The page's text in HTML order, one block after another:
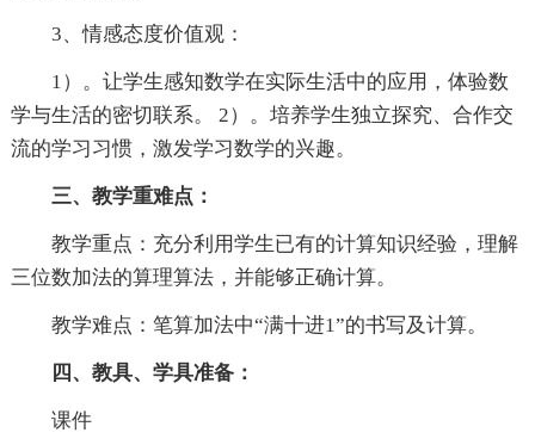
3、情感态度价值观：
1）。让学生感知数学在实际生活中的应用，体验数
学与生活的密切联系。 2）。培养学生独立探究、合作交
流的学习习惯，激发学习数学的兴趣。
三、教学重难点：
教学重点：充分利用学生已有的计算知识经验，理解
三位数加法的算理算法，并能够正确计算。
教学难点：笔算加法中“满十进1”的书写及计算。
四、教具、学具准备：
课件